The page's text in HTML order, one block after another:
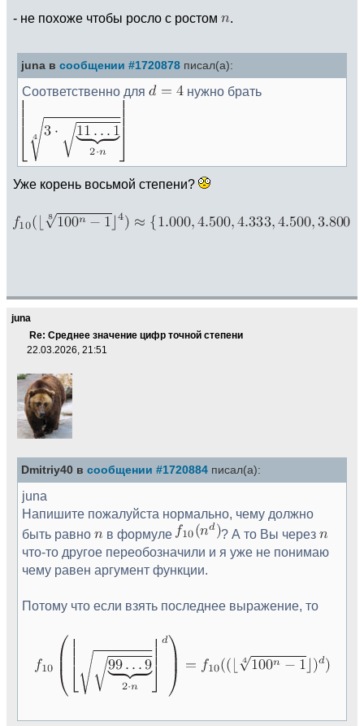
- не похоже чтобы росло с ростом .
juna в сообщении #1720878 писал(а):
Соответственно для нужно брать
Уже корень восьмой степени?
juna
Re: Среднее значение цифр точной степени
22.03.2026, 21:51
Dmitriy40 в сообщении #1720884 писал(а):
juna
Напишите пожалуйста нормально, чему должно
быть равно
в формуле
? А то Вы через
что-то другое переобозначили и я уже не понимаю
чему равен аргумент функции.
Потому что если взять последнее выражение, то